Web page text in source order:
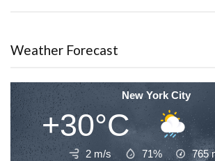
Weather Forecast
New York City
+30°C
2 m/s 71% 765